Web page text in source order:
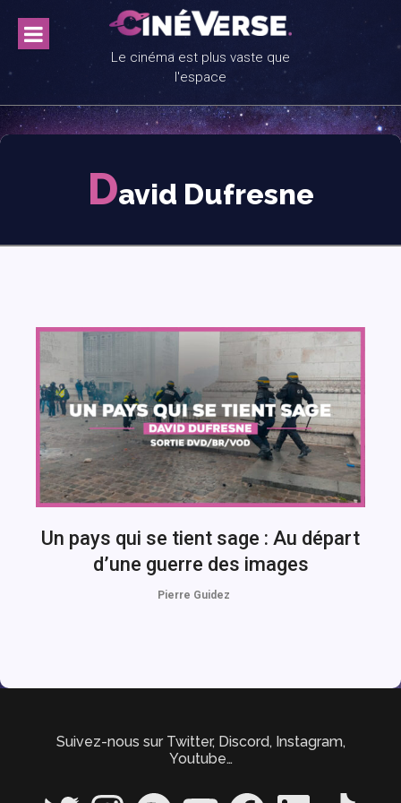
content
Le cinéma est plus vaste que
l'espace
David Dufresne
Un pays qui se tient sage : Au départ
d’une guerre des images
Pierre Guidez
Suivez-nous sur Twitter, Discord, Instagram,
Youtube…
Twitter InstagramSpotify YouTube FacebookLinkedIn TikTok